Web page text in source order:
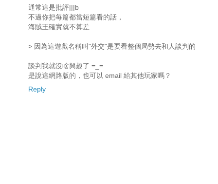
通常這是批評|||b
不過你把每篇都當短篇看的話，
海賊王確實就不算差
> 因為這遊戲名稱叫"外交"是要看整個局勢去和人談判的
談判我就沒啥興趣了 =_=
是說這網路版的，也可以 email 給其他玩家嗎？
Reply